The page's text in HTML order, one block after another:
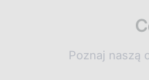
Poznaj naszą